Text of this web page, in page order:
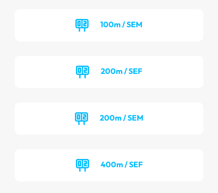
100m / SEM
200m / SEF
200m / SEM
400m / SEF